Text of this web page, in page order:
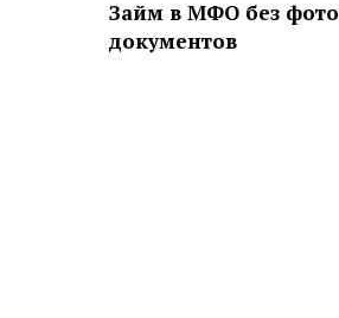
Займ в МФО без фото
документов